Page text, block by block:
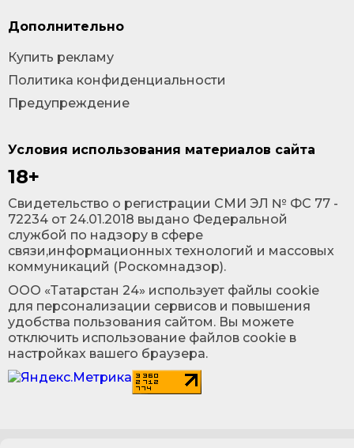
Условия использования материалов сайта
18+
Cвидетельство о регистрации СМИ ЭЛ № ФС 77 -
72234 от 24.01.2018 выдано Федеральной
службой по надзору в сфере
связи,информационных технологий и массовых
коммуникаций (Роскомнадзор).
ООО «Татарстан 24» использует файлы cookie
для персонализации сервисов и повышения
удобства пользования сайтом. Вы можете
отключить использование файлов cookie в
настройках вашего браузера.
Дополнительно
Купить рекламу
Политика конфиденциальности
Предупреждение